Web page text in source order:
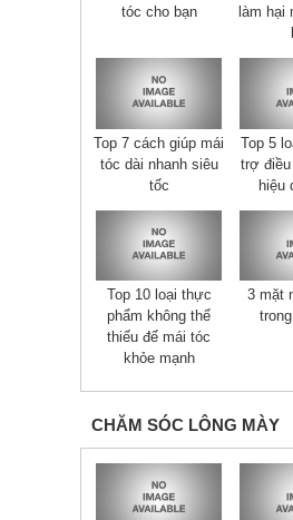
tóc cho bạn
làm hại
Top 7 cách giúp mái
tóc dài nhanh siêu
tốc
Top 5
trợ
hiệu
Top 10 loại thực
phẩm không thể
thiếu đế mái tóc
khỏe mạnh
3 mặt
CHĂM SÓC LÔNG MÀY